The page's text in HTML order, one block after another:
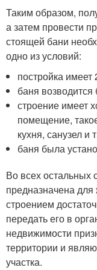
Таким образом,
а затем провести
стоящей бани
одно из условий:
постройка имеет
баня возводится
строение имеет
помещение,
кухня, санузел и
баня была
Во всех остальных
предназначена
строением
передать его в
недвижимости
территории и
участка.